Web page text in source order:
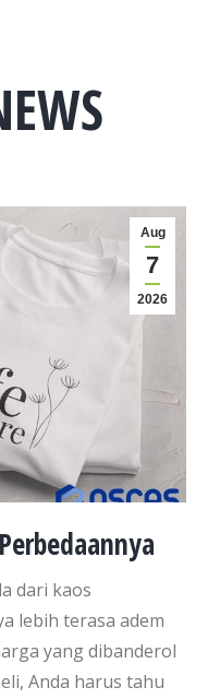
Aug
7
2026
dari kaos
lebih terasa adem
yang dibanderol
Anda harus tahu